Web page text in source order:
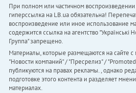
При полном или частичном
гиперссылка на LB.ua обязательна!
воспроизведение или иное использование
содержится ссылка на агентство "Українськi
Группа" запрещено.
Материалы, которые размещаются на сайте с
"Новости компаний" / "Пресрелиз" /
публикуются на правах рекламы. , однако
подготовке этого контента и разделяет
материалах.